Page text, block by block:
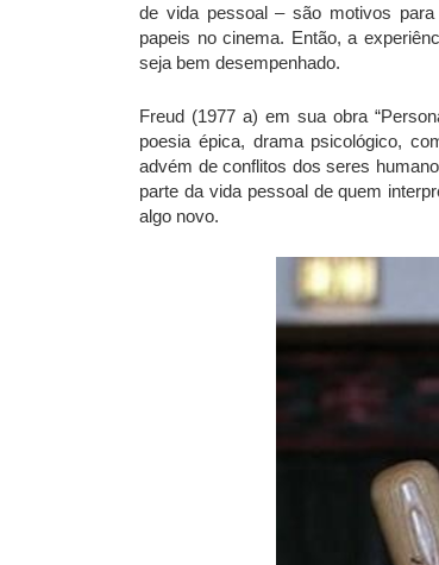
de vida pessoal – são motivos
papeis no cinema. Então, a
seja bem desempenhado.
Freud (1977 a) em sua obra
poesia épica, drama psicológico,
advém de conflitos dos seres
parte da vida pessoal de quem
algo novo.